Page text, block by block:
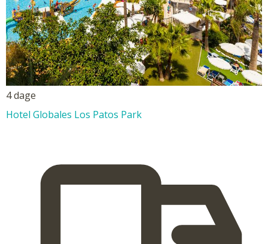
4 dage
Hotel Globales Los Patos Park